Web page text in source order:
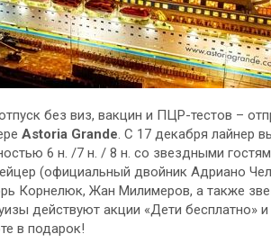
без виз, вакцин и ПЦР-тестов –
Astoria Grande. С 17 декабря лайнер
6 н. /7 н. / 8 н. со звездными
(официальный двойник Адриано
Корнелюк, Жан Милимеров, а также
действуют акции «Дети бесплатно»
в подарок!